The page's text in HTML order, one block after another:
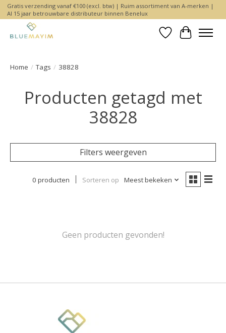
Gratis verzending vanaf €100 (excl. btw) | Ruim assortiment van A-merken |
Al 15 jaar betrouwbare distributeur binnen Benelux
Verlanglijst
Home / Tags / 38828
Producten getagd met
38828
Filters weergeven
0 producten Sorteren op Meest bekeken
Geen producten gevonden!